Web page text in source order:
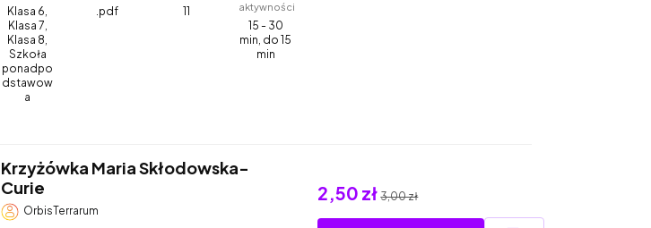
Klasa 6,
Klasa 7,
Klasa 8,
Szkoła
ponadpo
dstawow
a
.pdf 11
aktywności
15 - 30
min, do 15
min
Krzyżówka Maria Skłodowska-
Curie
OrbisTerrarum
2,50 zł3,00 zł